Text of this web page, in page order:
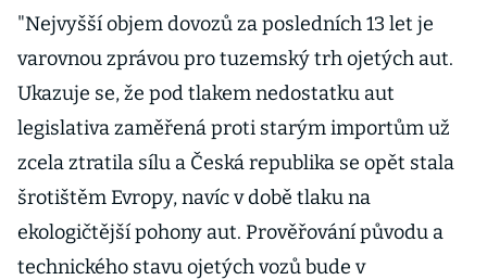
"Nejvyšší objem dovozů za posledních 13 let je
varovnou zprávou pro tuzemský trh ojetých aut.
Ukazuje se, že pod tlakem nedostatku aut
legislativa zaměřená proti starým importům už
zcela ztratila sílu a Česká republika se opět stala
šrotištěm Evropy, navíc v době tlaku na
ekologičtější pohony aut. Prověřování původu a
technického stavu ojetých vozů bude v